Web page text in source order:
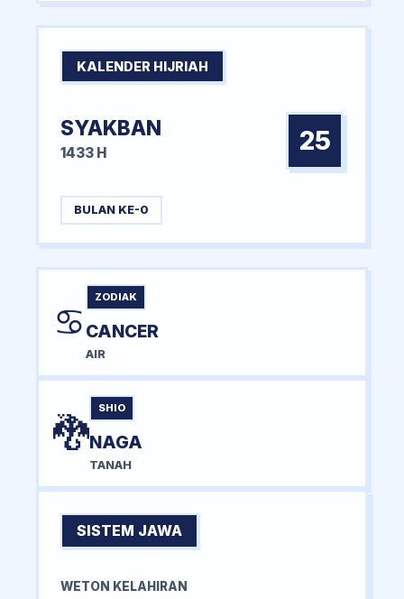
KALENDER HIJRIAH
SYAKBAN
1433 H 25
BULAN KE-0
♋
ZODIAK
CANCER
AIR
🐉
SHIO
NAGA
TANAH
SISTEM JAWA
WETON KELAHIRAN